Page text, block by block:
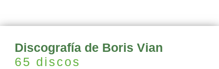
Discografía de Boris Vian
65 discos